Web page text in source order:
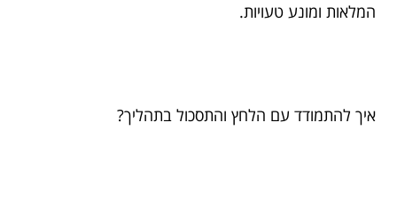
המלאות ומונע טעויות.
איך להתמודד עם הלחץ והתסכול בתהליך?